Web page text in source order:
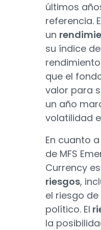
últimos
referencia.
un
su índice
que el
valor para
un año
volatilidad
En cuanto
de MFS
Currency
riesgos,
el riesgo
político. El
la